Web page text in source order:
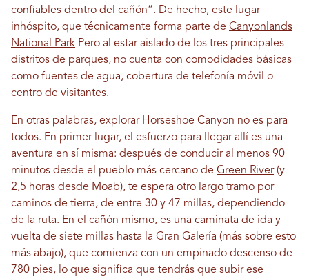
confiables dentro del cañón”. De hecho, este lugar
inhóspito, que técnicamente forma parte de Canyonlands
National Park Pero al estar aislado de los tres principales
distritos de parques, no cuenta con comodidades básicas
como fuentes de agua, cobertura de telefonía móvil o
centro de visitantes.
En otras palabras, explorar Horseshoe Canyon no es para
todos. En primer lugar, el esfuerzo para llegar allí es una
aventura en sí misma: después de conducir al menos 90
minutos desde el pueblo más cercano de Green River(y
2,5 horas desde Moab), te espera otro largo tramo por
caminos de tierra, de entre 30 y 47 millas, dependiendo
de la ruta. En el cañón mismo, es una caminata de ida y
vuelta de siete millas hasta la Gran Galería (más sobre esto
más abajo), que comienza con un empinado descenso de
780 pies, lo que significa que tendrás que subir ese